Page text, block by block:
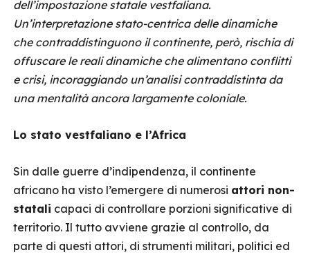
dell’impostazione statale vestfaliana.
Un’interpretazione stato-centrica delle dinamiche
che contraddistinguono il continente, però, rischia di
offuscare le reali dinamiche che alimentano conflitti
e crisi, incoraggiando un’analisi contraddistinta da
una mentalità ancora largamente coloniale.
Lo stato vestfaliano e l’Africa
Sin dalle guerre d’indipendenza, il continente
africano ha visto l’emergere di numerosi attori non-
statali capaci di controllare porzioni significative di
territorio. Il tutto avviene grazie al controllo, da
parte di questi attori, di strumenti militari, politici ed